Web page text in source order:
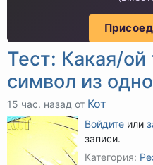
Тест: Какая/ой
символ из
15 час. назад от Кот
Войдите или
записи.
Категория: